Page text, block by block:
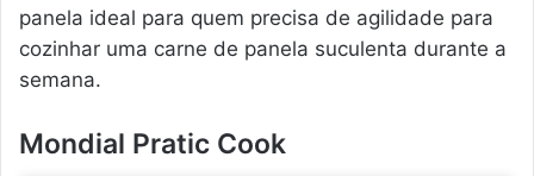
panela ideal para quem precisa de agilidade para
cozinhar uma carne de panela suculenta durante a
semana.
Mondial Pratic Cook